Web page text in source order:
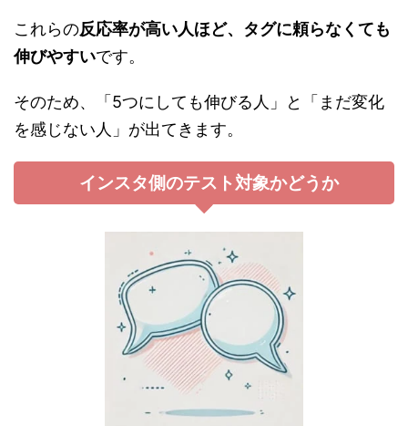
これらの反応率が高い人ほど、タグに頼らなくても
伸びやすいです。
そのため、「5つにしても伸びる人」と「まだ変化
を感じない人」が出てきます。
インスタ側のテスト対象かどうか